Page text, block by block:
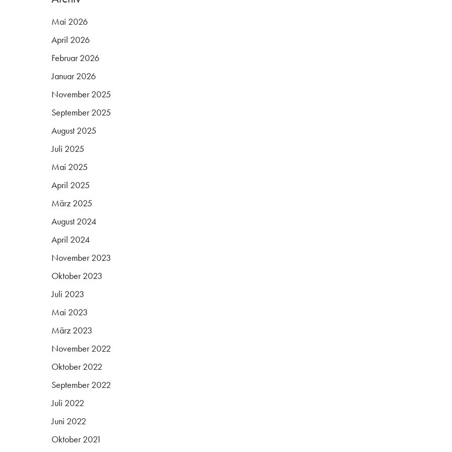
Mai 2026
April 2026
Februar 2026
Januar 2026
November 2025
September 2025
August 2025
Juli 2025
Mai 2025
April 2025
März 2025
August 2024
April 2024
November 2023
Oktober 2023
Juli 2023
Mai 2023
März 2023
November 2022
Oktober 2022
September 2022
Juli 2022
Juni 2022
Oktober 2021